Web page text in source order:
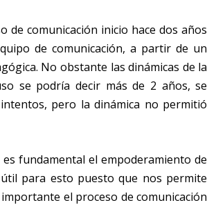
de comunicación inicio hace dos años
de comunicación, a partir de un
No obstante las dinámicas de la
se podría decir más de 2 años, se
pero la dinámica no permitió
fundamental el empoderamiento de
para esto puesto que nos permite
el proceso de comunicación